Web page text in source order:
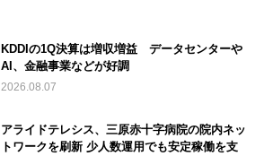
KDDIの1Q決算は増収増益 データセンターや
AI、金融事業などが好調
2026.08.07
アライドテレシス、三原赤十字病院の院内ネッ
トワークを刷新 少人数運用でも安定稼働を支